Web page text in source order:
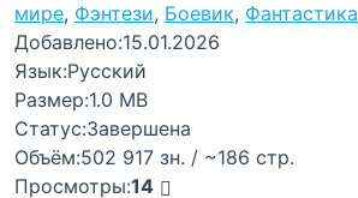
мире, Фэнтези, Боевик, Фантастика
Добавлено:15.01.2026
Язык:Русский
Размер:1.0 MB
Статус:Завершена
Объём:502 917 зн. / ~186 стр.
Просмотры:14